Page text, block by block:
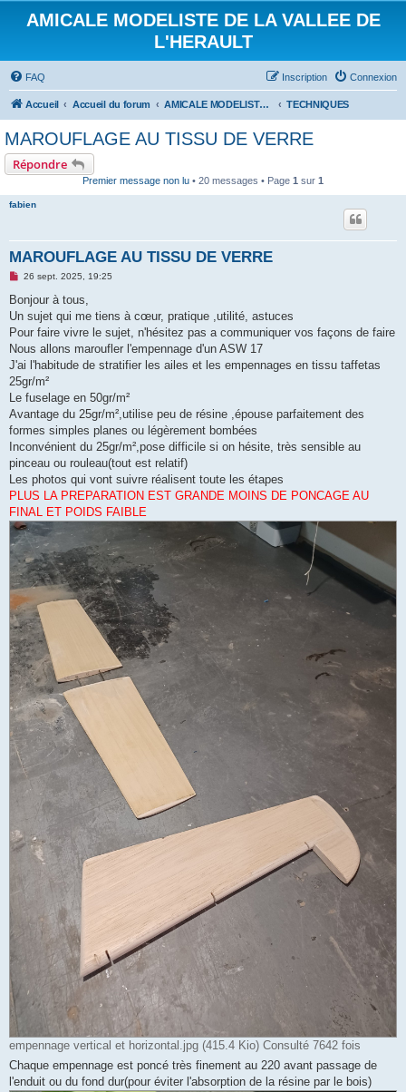
AMICALE MODELISTE DE LA VALLEE DE
L'HERAULT
FAQ Connexion
Inscription
Accueil Accueil du forum AMICALE MODELISTE DE LA VALLEE DE L'HERAULT TECHNIQUES
MAROUFLAGE AU TISSU DE VERRE
Répondre
Premier message non lu • 20 messages • Page 1 sur 1
fabien
MAROUFLAGE AU TISSU DE VERRE
M
s
a
g
n
o
l
u
26 sept. 2025, 19:25
Bonjour à tous,
Un sujet qui me tiens à cœur, pratique ,utilité, astuces
Pour faire vivre le sujet, n'hésitez pas a communiquer vos façons de faire
Nous allons maroufler l'empennage d'un ASW 17
J'ai l'habitude de stratifier les ailes et les empennages en tissu taffetas
25gr/m²
Le fuselage en 50gr/m²
Avantage du 25gr/m²,utilise peu de résine ,épouse parfaitement des
formes simples planes ou légèrement bombées
Inconvénient du 25gr/m²,pose difficile si on hésite, très sensible au
pinceau ou rouleau(tout est relatif)
Les photos qui vont suivre réalisent toute les étapes
PLUS LA PREPARATION EST GRANDE MOINS DE PONCAGE AU
FINAL ET POIDS FAIBLE
empennage vertical et horizontal.jpg (415.4 Kio) Consulté 7642 fois
Chaque empennage est poncé très finement au 220 avant passage de
l'enduit ou du fond dur(pour éviter l'absorption de la résine par le bois)